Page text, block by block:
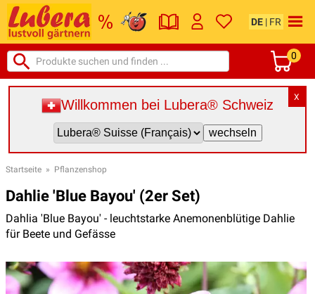
DE | FR
0
X
Willkommen bei Lubera® Schweiz
Startseite » Pflanzenshop
Dahlie 'Blue Bayou' (2er Set)
Dahlia 'Blue Bayou' - leuchtstarke Anemonenblütige Dahlie
für Beete und Gefässe